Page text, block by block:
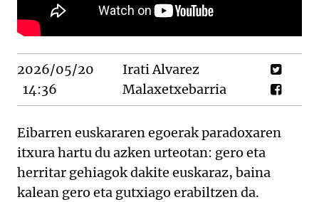
2026/05/20
14:36
Irati Alvarez
Malaxetxebarria
Eibarren euskararen egoerak paradoxaren
itxura hartu du azken urteotan: gero eta
herritar gehiagok dakite euskaraz, baina
kalean gero eta gutxiago erabiltzen da.